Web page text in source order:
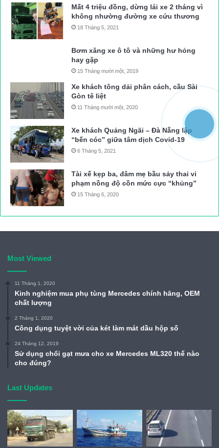
Mất 4 triệu đồng, dừng lái xe 2 tháng vì
không nhường đường xe cứu thương
18 Tháng 5, 2021
Bơm xăng xe ô tô và những hư hỏng
hay gặp
15 Tháng mười một, 2019
Xe khách tông dải phân cách, cầu Sài
Gòn tê liệt
11 Tháng mười một, 2020
Xe khách Quảng Ngãi – Đà Nẵng lập
“bến cóc” giữa tâm dịch Covid-19
6 Tháng 5, 2021
Tài xế kẹp ba, đâm mẹ bầu sảy thai vi
phạm nồng độ cồn mức cực “khủng”
15 Tháng 6, 2020
Most Viewed
11 Tháng 1, 2020
Kinh nghiệm mua phụ tùng Mercedes chính hãng, OEM
chất lượng
2 Tháng 1, 2020
Công dụng tuyệt vời của két làm mát dầu hộp số
24 Tháng 12, 2019
Sử dụng chổi gạt mưa cho xe Mercedes ML320 thế nào
cho đúng?
Last Updates